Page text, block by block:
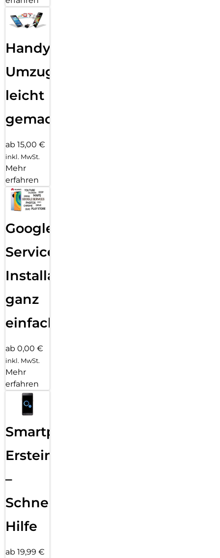
Handy
Umzug
leicht
gemacht!
ab 15,00 €
inkl. MwSt.
Mehr
erfahren
Google
Services
Installation
ganz
einfach
ab 0,00 €
inkl. MwSt.
Mehr
erfahren
Smartphone
Ersteinrichtung
–
Schnelle
Hilfe
ab 19,99 €